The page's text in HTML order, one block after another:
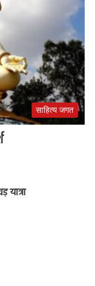
साहित्य जगत
यात्रा